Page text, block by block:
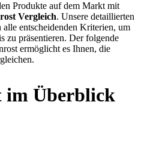
Produkte auf dem Markt mit
Vergleich. Unsere detaillierten
entscheidenden Kriterien, um
zu präsentieren. Der folgende
ermöglicht es Ihnen, die
im Überblick